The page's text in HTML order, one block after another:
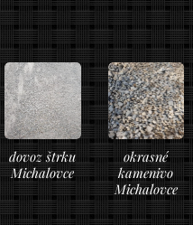
dovoz štrku
Michalovce
okrasné
kamenivo
Michalovce